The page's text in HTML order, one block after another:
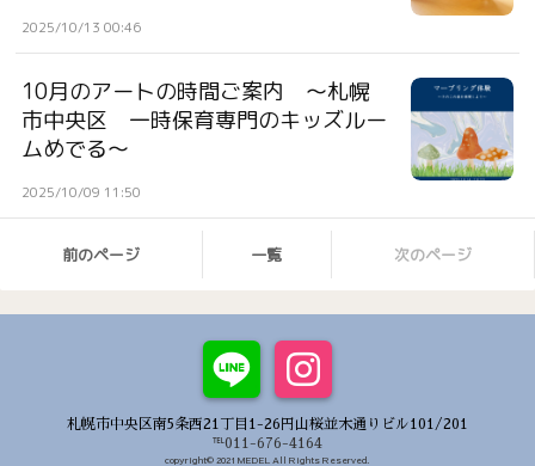
2025/10/13 00:46
10月のアートの時間ご案内 〜札幌
市中央区 一時保育専門のキッズルー
ムめでる〜
2025/10/09 11:50
前のページ 一覧 次のページ
札幌市中央区南5条西21丁目1-26円山桜並木通りビル101/201
℡011-676-4164
copyright© 2021 MEDEL All Rights Reserved.